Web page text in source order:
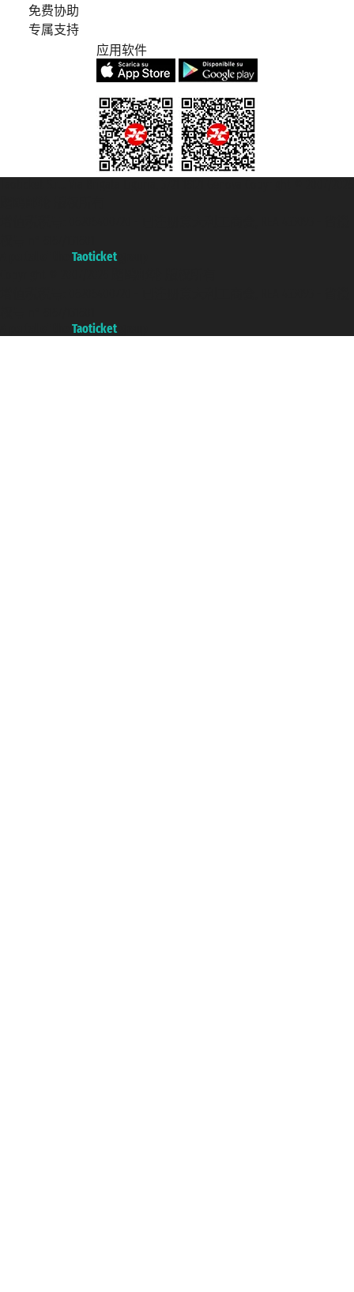
免费协助
专属支持
应用软件
Taoticket
Taoticket